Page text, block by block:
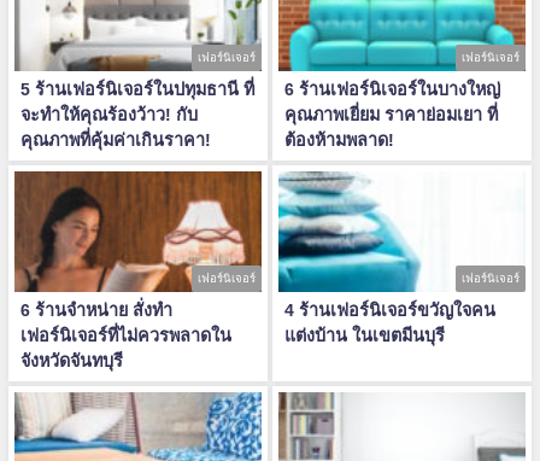
เฟอร์นิเจอร์
5 ร้านเฟอร์นิเจอร์ในปทุมธานี ที่
จะทำให้คุณร้องว้าว! กับ
คุณภาพที่คุ้มค่าเกินราคา!
เฟอร์นิเจอร์
6 ร้านเฟอร์นิเจอร์ในบางใหญ่
คุณภาพเยี่ยม ราคาย่อมเยา ที่
ต้องห้ามพลาด!
เฟอร์นิเจอร์
6 ร้านจำหน่าย สั่งทำ
เฟอร์นิเจอร์ที่ไม่ควรพลาดใน
จังหวัดจันทบุรี
เฟอร์นิเจอร์
4 ร้านเฟอร์นิเจอร์ขวัญใจคน
แต่งบ้าน ในเขตมีนบุรี